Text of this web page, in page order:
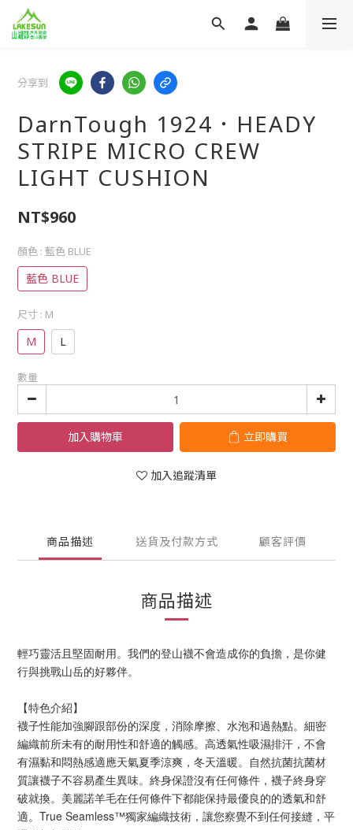
分享到
DarnTough 1924．HEADY
STRIPE MICRO CREW
LIGHT CUSHION
NT$960
顏色 : 藍色 BLUE
藍色 BLUE
尺寸 : M
M L
數量
加入購物車 立即購買
加入追蹤清單
商品描述 送貨及付款方式 顧客評價
商品描述
輕巧靈活且堅固耐用。我們的登山襪不會造成你的負擔，是你健
行與挑戰山岳的好夥伴。
【特色介紹】
襪子性能加強腳跟部份的深度，消除摩擦、水泡和過熱點。細密
編織前所未有的耐用性和舒適的觸感。高透氣性吸濕排汗，不會
有濕黏和悶熱感適應天氣夏季涼爽，冬天溫暖。自然抗菌抗菌材
質讓襪子不容易產生異味。終身保證沒有任何條件，襪子終身穿
破就換。美麗諾羊毛在任何條件下都能保持最優良的的透氣和舒
適。True Seamless™獨家編織技術，讓您察覺不到任何接縫，平